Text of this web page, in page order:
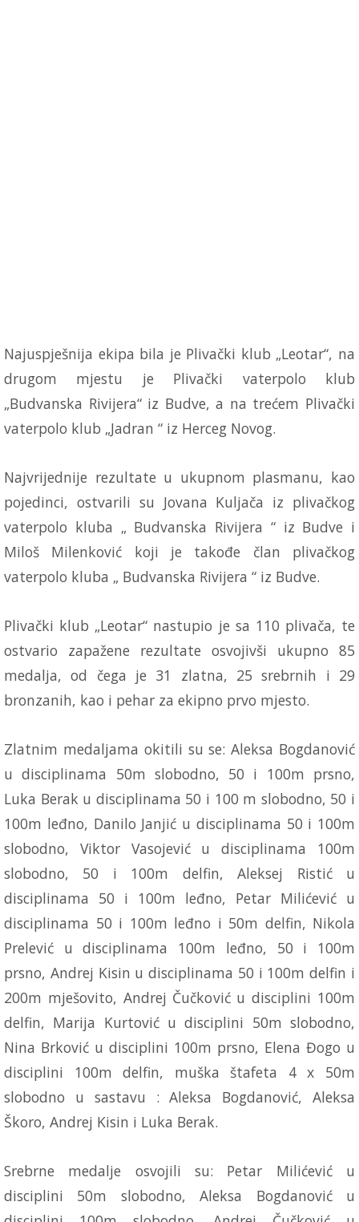
Najuspješnija ekipa bila je Plivački klub „Leotar“, na
drugom mjestu je Plivački vaterpolo klub
„Budvanska Rivijera“ iz Budve, a na trećem Plivački
vaterpolo klub „Jadran “ iz Herceg Novog.
Najvrijednije rezultate u ukupnom plasmanu, kao
pojedinci, ostvarili su Jovana Kuljača iz plivačkog
vaterpolo kluba „ Budvanska Rivijera “ iz Budve i
Miloš Milenković koji je takođe član plivačkog
vaterpolo kluba „ Budvanska Rivijera “ iz Budve.
Plivački klub „Leotar“ nastupio je sa 110 plivača, te
ostvario zapažene rezultate osvojivši ukupno 85
medalja, od čega je 31 zlatna, 25 srebrnih i 29
bronzanih, kao i pehar za ekipno prvo mjesto.
Zlatnim medaljama okitili su se: Aleksa Bogdanović
u disciplinama 50m slobodno, 50 i 100m prsno,
Luka Berak u disciplinama 50 i 100 m slobodno, 50 i
100m leđno, Danilo Janjić u disciplinama 50 i 100m
slobodno, Viktor Vasojević u disciplinama 100m
slobodno, 50 i 100m delfin, Aleksej Ristić u
disciplinama 50 i 100m leđno, Petar Milićević u
disciplinama 50 i 100m leđno i 50m delfin, Nikola
Prelević u disciplinama 100m leđno, 50 i 100m
prsno, Andrej Kisin u disciplinama 50 i 100m delfin i
200m mješovito, Andrej Čučković u disciplini 100m
delfin, Marija Kurtović u disciplini 50m slobodno,
Nina Brković u disciplini 100m prsno, Elena Đogo u
disciplini 100m delfin, muška štafeta 4 x 50m
slobodno u sastavu : Aleksa Bogdanović, Aleksa
Škoro, Andrej Kisin i Luka Berak.
Srebrne medalje osvojili su: Petar Milićević u
disciplini 50m slobodno, Aleksa Bogdanović u